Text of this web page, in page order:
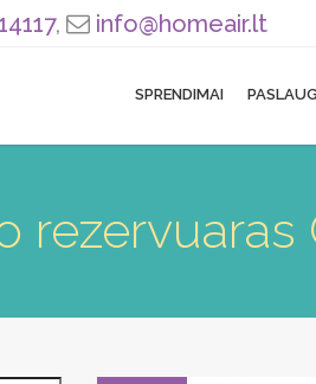
, info@homeair.lt
SPRENDIMAI
rezervuaras